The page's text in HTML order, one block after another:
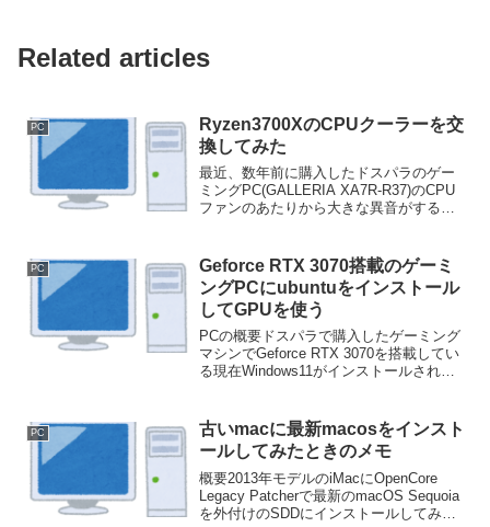
Related articles
PC
Ryzen3700XのCPUクーラーを交
換してみた
最近、数年前に購入したドスパラのゲー
ミングPC(GALLERIA XA7R-R37)のCPU
ファンのあたりから大きな異音がするよ
すすめされていた虎徹シリーズの新製...
PC
Geforce RTX 3070搭載のゲーミ
ングPCにubuntuをインストール
してGPUを使う
PCの概要ドスパラで購入したゲーミング
マシンでGeforce RTX 3070を搭載してい
る現在Windows11がインストールされて
追加。このSS...
PC
古いmacに最新macosをインスト
ールしてみたときのメモ
概要2013年モデルのiMacにOpenCore
Legacy Patcherで最新のmacOS Sequoia
を外付けのSDDにインストールしてみた